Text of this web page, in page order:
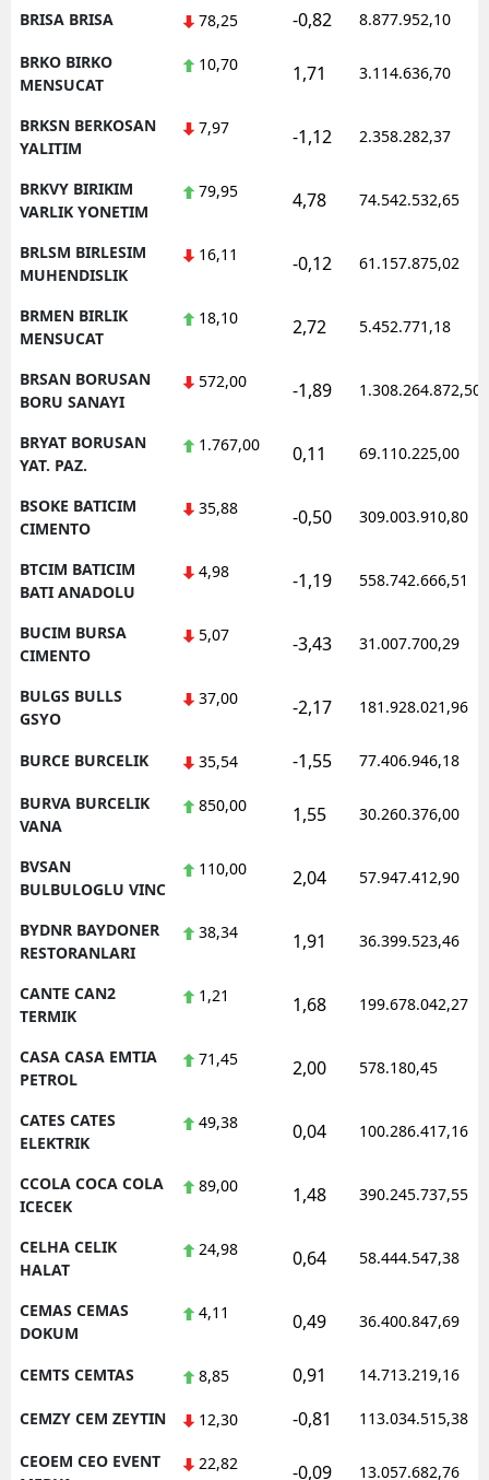
BRISA BRISA 78,25 -0,82 8.877.952,10
BRKO BIRKO
MENSUCAT
10,70 1,71 3.114.636,70
BRKSN BERKOSAN
YALITIM
7,97 -1,12 2.358.282,37
BRKVY BIRIKIM
VARLIK YONETIM
79,95 4,78 74.542.532,65
BRLSM BIRLESIM
MUHENDISLIK
16,11 -0,12 61.157.875,02
BRMEN BIRLIK
MENSUCAT
18,10 2,72 5.452.771,18
BRSAN BORUSAN
BORU SANAYI
572,00 -1,89 1.308.264.872,50
BRYAT BORUSAN
YAT. PAZ.
1.767,00 0,11 69.110.225,00
BSOKE BATICIM
CIMENTO
35,88 -0,50 309.003.910,80
BTCIM BATICIM
BATI ANADOLU
4,98 -1,19 558.742.666,51
BUCIM BURSA
CIMENTO
5,07 -3,43 31.007.700,29
BULGS BULLS
GSYO
37,00 -2,17 181.928.021,96
BURCE BURCELIK 35,54 -1,55 77.406.946,18
BURVA BURCELIK
VANA
850,00 1,55 30.260.376,00
BVSAN
BULBULOGLU VINC
110,00 2,04 57.947.412,90
BYDNR BAYDONER
RESTORANLARI
38,34 1,91 36.399.523,46
CANTE CAN2
TERMIK
1,21 1,68 199.678.042,27
CASA CASA EMTIA
PETROL
71,45 2,00 578.180,45
CATES CATES
ELEKTRIK
49,38 0,04 100.286.417,16
CCOLA COCA COLA
ICECEK
89,00 1,48 390.245.737,55
CELHA CELIK
HALAT
24,98 0,64 58.444.547,38
CEMAS CEMAS
DOKUM
4,11 0,49 36.400.847,69
CEMTS CEMTAS 8,85 0,91 14.713.219,16
CEMZY CEM ZEYTIN 12,30 -0,81 113.034.515,38
CEOEM CEO EVENT
22,82 -0,09 13.057.682,76